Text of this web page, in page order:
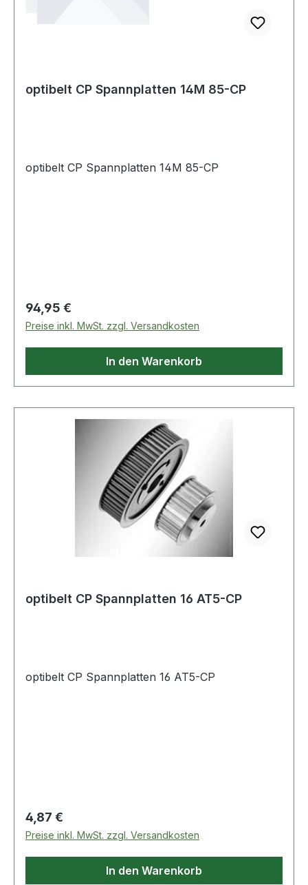
optibelt CP Spannplatten 14M 85-CP
optibelt CP Spannplatten 14M 85-CP
Regulärer Preis:
94,95 €
Preise inkl. MwSt. zzgl. Versandkosten
In den Warenkorb
optibelt CP Spannplatten 16 AT5-CP
optibelt CP Spannplatten 16 AT5-CP
Regulärer Preis:
4,87 €
Preise inkl. MwSt. zzgl. Versandkosten
In den Warenkorb